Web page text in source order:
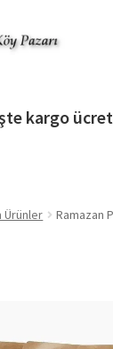
kargo
Ürünler Ramazan